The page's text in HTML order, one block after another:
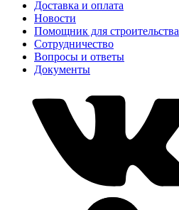
Доставка и оплата
Новости
Помощник для строительства
Сотрудничество
Вопросы и ответы
Документы